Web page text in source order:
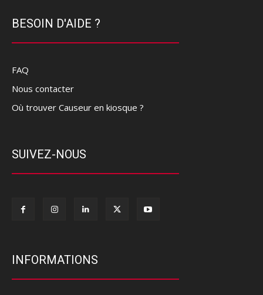
BESOIN D'AIDE ?
FAQ
Nous contacter
Où trouver Causeur en kiosque ?
SUIVEZ-NOUS
INFORMATIONS